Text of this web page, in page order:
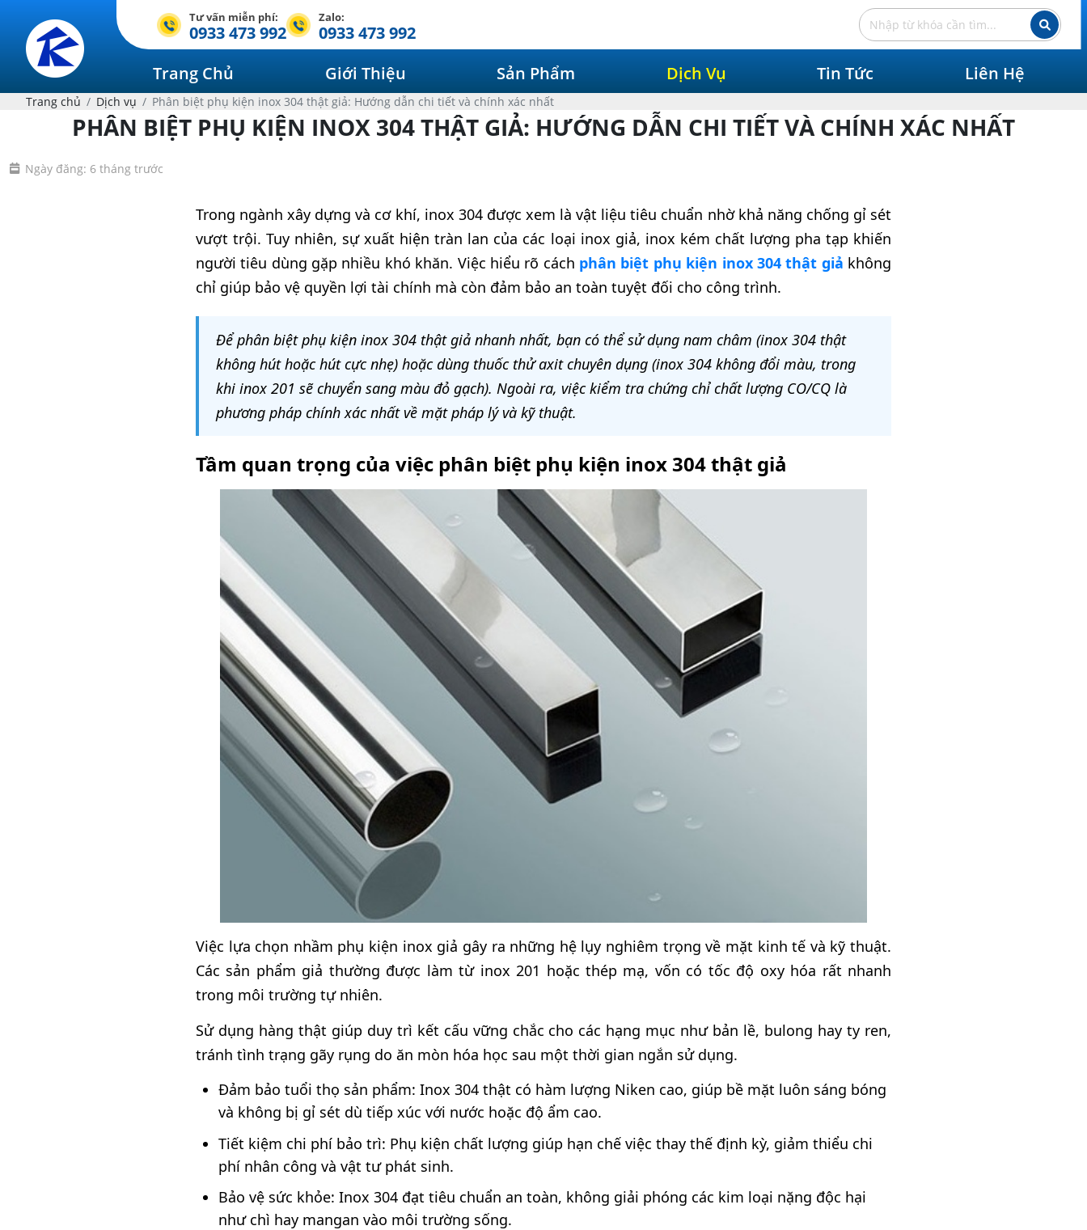
Tư vấn miễn phí:
0933 473 992
Zalo:
0933 473 992
Trang Chủ
Giới Thiệu Sản Phẩm Dịch Vụ Tin Tức Liên Hệ
Trang chủ Dịch vụ Phân biệt phụ kiện inox 304 thật giả: Hướng dẫn chi tiết và chính xác nhất
PHÂN BIỆT PHỤ KIỆN INOX 304 THẬT GIẢ: HƯỚNG DẪN CHI TIẾT VÀ CHÍNH XÁC NHẤT
Ngày đăng: 6 tháng trước
Trong ngành xây dựng và cơ khí, inox 304 được xem là vật liệu tiêu chuẩn nhờ khả năng chống gỉ sét
vượt trội. Tuy nhiên, sự xuất hiện tràn lan của các loại inox giả, inox kém chất lượng pha tạp khiến
người tiêu dùng gặp nhiều khó khăn. Việc hiểu rõ cách phân biệt phụ kiện inox 304 thật giả không
chỉ giúp bảo vệ quyền lợi tài chính mà còn đảm bảo an toàn tuyệt đối cho công trình.
Để phân biệt phụ kiện inox 304 thật giả nhanh nhất, bạn có thể sử dụng nam châm (inox 304 thật
không hút hoặc hút cực nhẹ) hoặc dùng thuốc thử axit chuyên dụng (inox 304 không đổi màu, trong
khi inox 201 sẽ chuyển sang màu đỏ gạch). Ngoài ra, việc kiểm tra chứng chỉ chất lượng CO/CQ là
phương pháp chính xác nhất về mặt pháp lý và kỹ thuật.
Tầm quan trọng của việc phân biệt phụ kiện inox 304 thật giả
Việc lựa chọn nhầm phụ kiện inox giả gây ra những hệ lụy nghiêm trọng về mặt kinh tế và kỹ thuật.
Các sản phẩm giả thường được làm từ inox 201 hoặc thép mạ, vốn có tốc độ oxy hóa rất nhanh
trong môi trường tự nhiên.
Sử dụng hàng thật giúp duy trì kết cấu vững chắc cho các hạng mục như bản lề, bulong hay ty ren,
tránh tình trạng gãy rụng do ăn mòn hóa học sau một thời gian ngắn sử dụng.
Đảm bảo tuổi thọ sản phẩm: Inox 304 thật có hàm lượng Niken cao, giúp bề mặt luôn sáng bóng
và không bị gỉ sét dù tiếp xúc với nước hoặc độ ẩm cao.
Tiết kiệm chi phí bảo trì: Phụ kiện chất lượng giúp hạn chế việc thay thế định kỳ, giảm thiểu chi
phí nhân công và vật tư phát sinh.
Bảo vệ sức khỏe: Inox 304 đạt tiêu chuẩn an toàn, không giải phóng các kim loại nặng độc hại
như chì hay mangan vào môi trường sống.